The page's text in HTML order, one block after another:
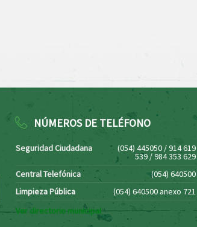
NÚMEROS DE TELÉFONO
Seguridad Ciudadana (054) 445050 / 914 619
539 / 984 353 629
Central Telefónica
(054) 640500
Limpieza Pública
(054) 640500 anexo 721
Ver directorio municipal